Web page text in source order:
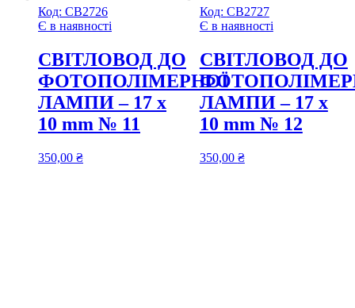
Код: СВ2726
Є в наявності
CВІТЛОВОД ДО
ФОТОПОЛІМЕРНОЇ
ЛАМПИ – 17 х
10 mm № 11
350,00 ₴
Код: СВ2727
Є в наявності
CВІТЛОВОД ДО
ЛАМПИ – 17 х
10 mm № 12
350,00 ₴